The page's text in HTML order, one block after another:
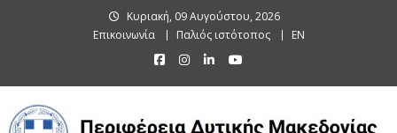
Κυριακή, 09 Αυγούστου, 2026
Επικοινωνία
Παλιός ιστότοπος EN